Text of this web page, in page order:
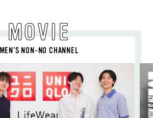
MOVIE
MEN’S NON-NO CHANNEL